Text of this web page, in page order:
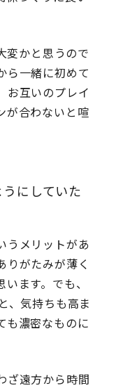
変かと思うので
ら一緒に初めて
お互いのプレイ
が合わないと喧
にしていた
うメリットがあ
りがたみが薄く
ます。でも、
、気持ちも高ま
も濃密なものに
ざ遠方から時間